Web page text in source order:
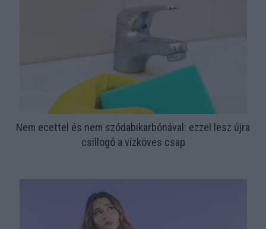
Nem ecettel és nem szódabikarbónával: ezzel lesz újra
csillogó a vízköves csap